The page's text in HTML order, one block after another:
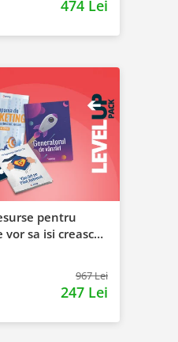
474 Lei
pentru
sa isi creasca
967 Lei
247 Lei